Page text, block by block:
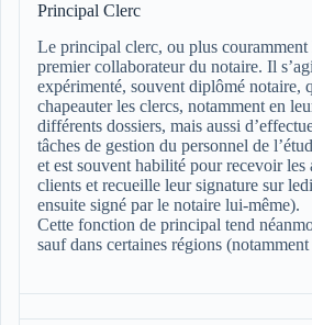
Principal Clerc
Le principal clerc, ou plus couramment
premier collaborateur du notaire. Il
expérimenté, souvent diplômé notaire,
chapeauter les clercs, notamment en
différents dossiers, mais aussi
tâches de gestion du personnel de
et est souvent habilité pour recevoir les
clients et recueille leur signature sur
ensuite signé par le notaire lui-même).
Cette fonction de principal tend
sauf dans certaines régions (notamment